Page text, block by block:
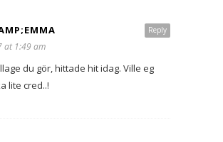
Reply
at 1:49 am
du gör, hittade hit idag. Ville eg
lite cred..!